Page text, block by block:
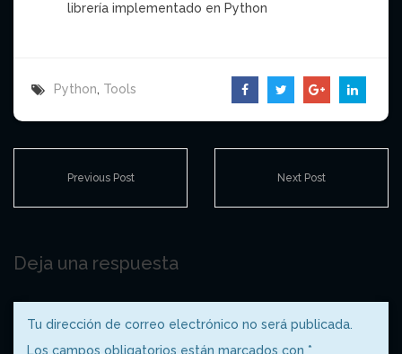
librería implementado en Python
Python, Tools
Previous Post Next Post
Deja una respuesta
Tu dirección de correo electrónico no será publicada.
Los campos obligatorios están marcados con *